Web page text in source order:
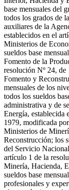
base mensuales del
todos los grados de
auxiliares de la
establecidos en el
Ministerios de
sueldos base
Fomento de la
resolución Nº 24,
Fomento y
mensuales de los
todos los sueldos
administrativa y de
Energía, establecida
1979, modificada
Ministerios de
Reconstrucción; los
del Servicio
artículo 1 de la
Minería, Hacienda,
sueldos base
profesionales y